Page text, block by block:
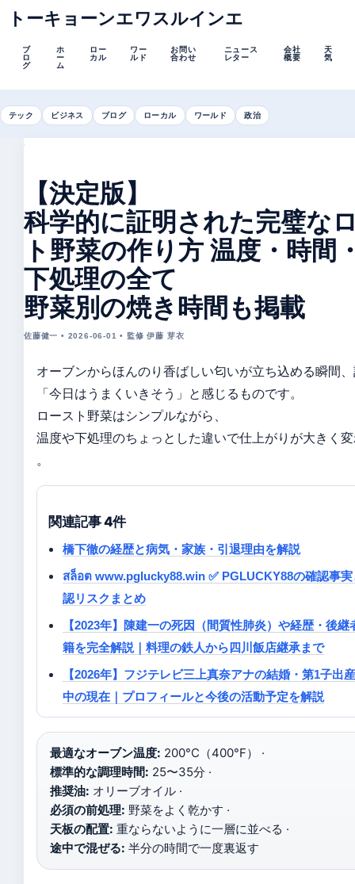
トーキョーンエワスルインエ
ブ
ロ
グ
ホ
ー
ム
ロー
カル
ワー
ルド
お問い
合わせ
ニュース
レター
会社
概要
天
気
テック ビジネス ブログ ローカル ワールド 政治
【決定版】
科学的に証明された完璧な
ト野菜の作り方 温度・時間
下処理の全て
野菜別の焼き時間も掲載
佐藤健一 • 2026-06-01 • 監修 伊藤 芽衣
オーブンからほんのり香ばしい匂いが立ち込める瞬間
「今日はうまくいきそう」と感じるものです。
ロースト野菜はシンプルながら、
温度や下処理のちょっとした違いで仕上がりが大きく
。
関連記事 4件
橋下徹の経歴と病気・家族・引退理由を解説
สล็อต www.pglucky88.win ✅ PGLUCKY88の確認事実
認リスクまとめ
【2023年】陳建一の死因（間質性肺炎）や経歴・後継
籍を完全解説｜料理の鉄人から四川飯店継承まで
【2026年】フジテレビ三上真奈アナの結婚・第1子出
中の現在｜プロフィールと今後の活動予定を解説
最適なオーブン温度: 200°C（400°F） ·
標準的な調理時間: 25〜35分 ·
推奨油: オリーブオイル ·
必須の前処理: 野菜をよく乾かす ·
天板の配置: 重ならないように一層に並べる ·
途中で混ぜる: 半分の時間で一度裏返す